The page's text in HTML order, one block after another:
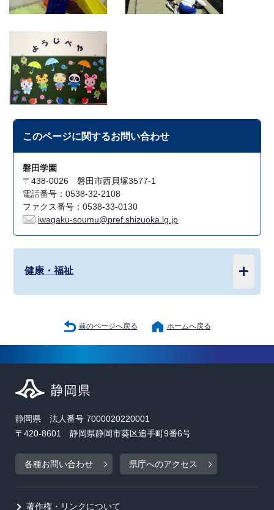
このページに関するお問い合わせ
磐田学園
〒438-0026 磐田市西貝塚3577-1
電話番号：0538-32-2108
ファクス番号：0538-33-0130
iwagaku-soumu@pref.shizuoka.lg.jp
健康・福祉
前のページへ戻る ホームへ戻る
静岡県 法人番号 7000020220001
〒420-8601 静岡県静岡市葵区追手町9番6号
各種お問い合わせ 県庁へのアクセス
著作権・リンクについて